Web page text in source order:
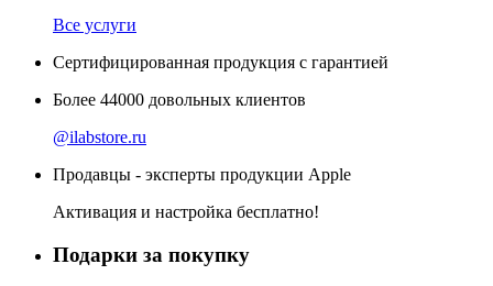
Все услуги
Сертифицированная продукция с гарантией
Более 44000 довольных клиентов
@ilabstore.ru
Продавцы - эксперты продукции Apple
Активация и настройка бесплатно!
Подарки за покупку